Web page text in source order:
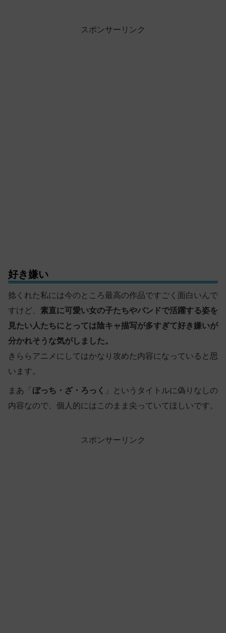
スポンサーリンク
好き嫌い
捻くれた私には今のところ最高の作品ですごく面白いんで
すけど、 素直に可愛い女の子たちやバンドで活躍する姿を
見たい人たちにとっては陰キャ描写が多すぎて好き嫌いが
分かれそうな気がしました。
きららアニメにしてはかなり攻めた内容になっていると思
います。
まあ「 ぼっち・ざ・ろっく
」というタイトルに偽りなしの
内容なので、個人的にはこのまま尖っていてほしいです。
スポンサーリンク